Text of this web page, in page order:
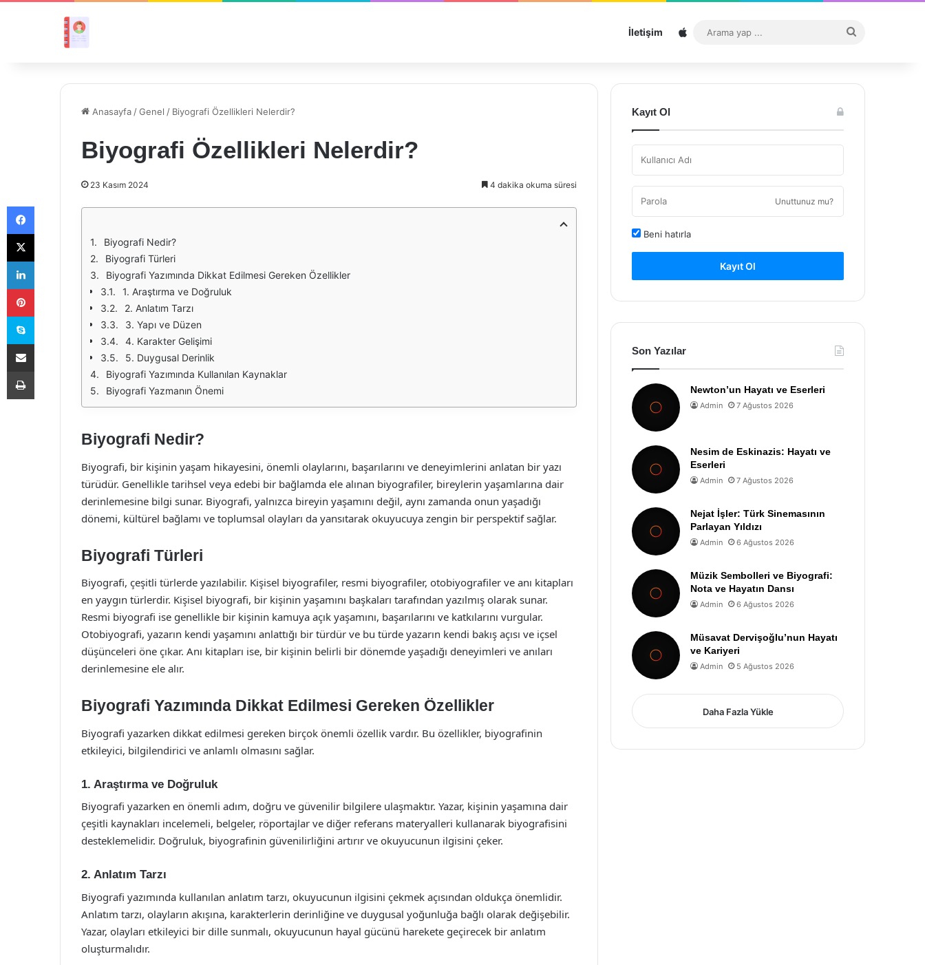
İletişim Sitemap
...
Anasayfa /Genel / Biyografi Özellikleri Nelerdir?
Biyografi Özellikleri Nelerdir?
23 Kasım 2024 4 dakika okuma süresi
Biyografi Nedir?
Biyografi Türleri
Biyografi Yazımında Dikkat Edilmesi Gereken Özellikler
1. Araştırma ve Doğruluk
2. Anlatım Tarzı
3. Yapı ve Düzen
4. Karakter Gelişimi
5. Duygusal Derinlik
Biyografi Yazımında Kullanılan Kaynaklar
Biyografi Yazmanın Önemi
Biyografi Nedir?
Biyografi, bir kişinin yaşam hikayesini, önemli olaylarını, başarılarını ve deneyimlerini anlatan bir yazı
türüdür. Genellikle tarihsel veya edebi bir bağlamda ele alınan biyografiler, bireylerin yaşamlarına dair
derinlemesine bilgi sunar. Biyografi, yalnızca bireyin yaşamını değil, aynı zamanda onun yaşadığı
dönemi, kültürel bağlamı ve toplumsal olayları da yansıtarak okuyucuya zengin bir perspektif sağlar.
Biyografi Türleri
Biyografi, çeşitli türlerde yazılabilir. Kişisel biyografiler, resmi biyografiler, otobiyografiler ve anı kitapları
en yaygın türlerdir. Kişisel biyografi, bir kişinin yaşamını başkaları tarafından yazılmış olarak sunar.
Resmi biyografi ise genellikle bir kişinin kamuya açık yaşamını, başarılarını ve katkılarını vurgular.
Otobiyografi, yazarın kendi yaşamını anlattığı bir türdür ve bu türde yazarın kendi bakış açısı ve içsel
düşünceleri öne çıkar. Anı kitapları ise, bir kişinin belirli bir dönemde yaşadığı deneyimleri ve anıları
derinlemesine ele alır.
Biyografi Yazımında Dikkat Edilmesi Gereken Özellikler
Biyografi yazarken dikkat edilmesi gereken birçok önemli özellik vardır. Bu özellikler, biyografinin
etkileyici, bilgilendirici ve anlamlı olmasını sağlar.
1. Araştırma ve Doğruluk
Biyografi yazarken en önemli adım, doğru ve güvenilir bilgilere ulaşmaktır. Yazar, kişinin yaşamına dair
çeşitli kaynakları incelemeli, belgeler, röportajlar ve diğer referans materyalleri kullanarak biyografisini
desteklemelidir. Doğruluk, biyografinin güvenilirliğini artırır ve okuyucunun ilgisini çeker.
2. Anlatım Tarzı
Biyografi yazımında kullanılan anlatım tarzı, okuyucunun ilgisini çekmek açısından oldukça önemlidir.
Anlatım tarzı, olayların akışına, karakterlerin derinliğine ve duygusal yoğunluğa bağlı olarak değişebilir.
Yazar, olayları etkileyici bir dille sunmalı, okuyucunun hayal gücünü harekete geçirecek bir anlatım
oluşturmalıdır.
Kayıt Ol
Unuttunuz mu?
Beni hatırla
Kayıt Ol
Son Yazılar
Newton’un Hayatı ve Eserleri
Admin 7 Ağustos 2026
Nesim de Eskinazis: Hayatı ve
Eserleri
Admin 7 Ağustos 2026
Nejat İşler: Türk Sinemasının
Parlayan Yıldızı
Admin 6 Ağustos 2026
Müzik Sembolleri ve Biyografi:
Nota ve Hayatın Dansı
Admin 6 Ağustos 2026
Müsavat Dervişoğlu’nun Hayatı
ve Kariyeri
Admin 5 Ağustos 2026
Daha Fazla Yükle
Facebook
X
LinkedIn
Pinterest
Skype
E-Posta ile paylaş